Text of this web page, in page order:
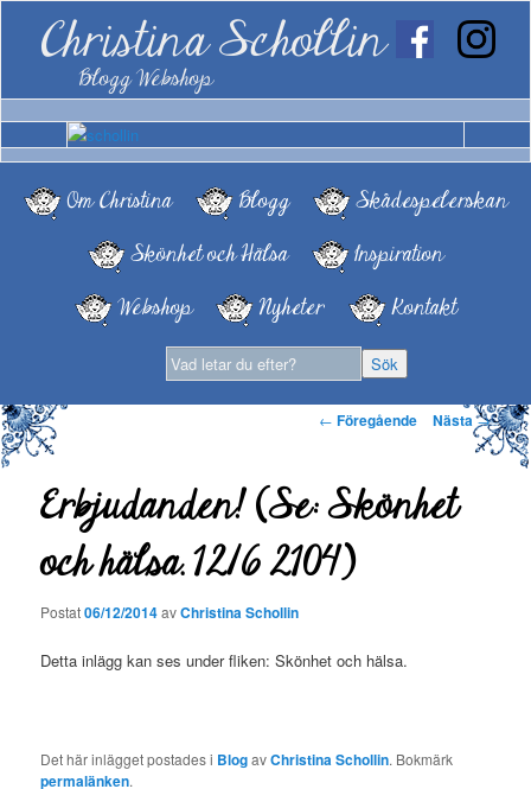
Christina Schollin
Blogg Webshop
Om Christina Blogg
Skådespelerskan
Skönhet och Hälsa
Inspiration
Webshop
Nyheter Kontakt
Inläggsnavigering
← Föregående Nästa→
Erbjudanden! (Se: Skönhet
och hälsa. 12/6 2104)
Postat06/12/2014avChristina Schollin
Detta inlägg kan ses under fliken: Skönhet och hälsa.
Det här inlägget postades i BlogavChristina Schollin. Bokmärk
permalänken.